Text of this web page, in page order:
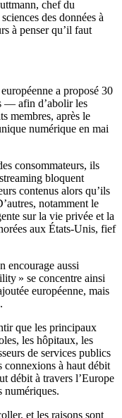
chef du
des données à
à penser qu’il faut
a proposé 30
— afin d’abolir les
membres, après le
numérique en mai
consommateurs, ils
bloquent
contenus alors qu’ils
notamment le
sur la vie privée et la
aux États-Unis, fief
encourage aussi
» se concentre ainsi
européenne, mais
que les principaux
les hôpitaux, les
de services publics
connexions à haut débit
débit à travers l’Europe
numériques.
et les raisons sont